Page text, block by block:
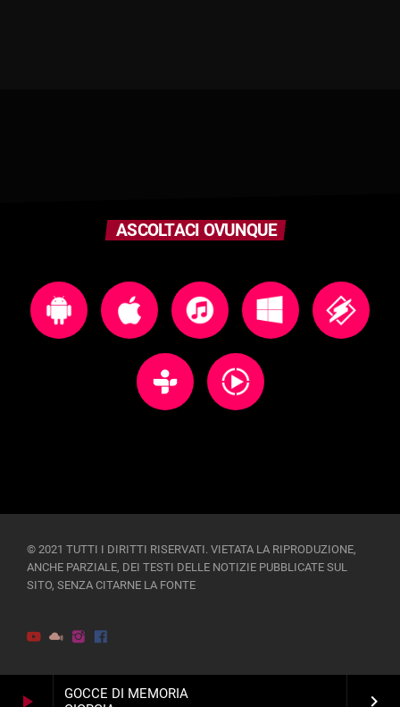
play_arrow
GOCCE DI MEMORIA
keyboard_arrow_right
ASCOLTACI OVUNQUE
© 2021 TUTTI I DIRITTI RISERVATI. VIETATA LA RIPRODUZIONE,
ANCHE PARZIALE, DEI TESTI DELLE NOTIZIE PUBBLICATE SUL
SITO, SENZA CITARNE LA FONTE